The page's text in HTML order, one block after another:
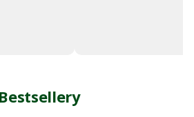
Bestsellery